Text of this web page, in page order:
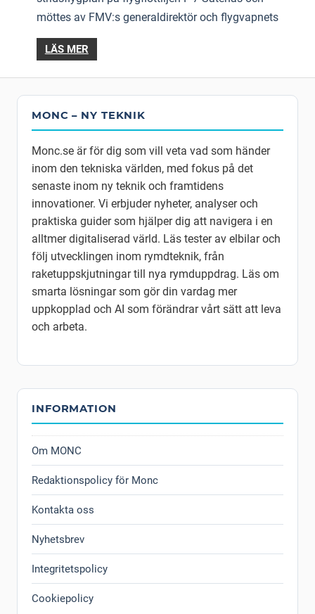
möttes av FMV:s generaldirektör och flygvapnets
LÄS MER
MONC – NY TEKNIK
Monc.se är för dig som vill veta vad som händer
inom den tekniska världen, med fokus på det
senaste inom ny teknik och framtidens
innovationer. Vi erbjuder nyheter, analyser och
praktiska guider som hjälper dig att navigera i en
alltmer digitaliserad värld. Läs tester av elbilar och
följ utvecklingen inom rymdteknik, från
raketuppskjutningar till nya rymduppdrag. Läs om
smarta lösningar som gör din vardag mer
uppkopplad och AI som förändrar vårt sätt att leva
och arbeta.
INFORMATION
Om MONC
Redaktionspolicy för Monc
Kontakta oss
Nyhetsbrev
Integritetspolicy
Cookiepolicy